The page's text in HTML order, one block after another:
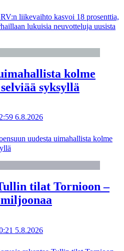
liikevaihto kasvoi 18 prosenttia,
lukuisia neuvotteluja uusista
kolme
syksyllä
6.8.2026
uudesta uimahallista kolme
tilat Tornioon –
5.8.2026